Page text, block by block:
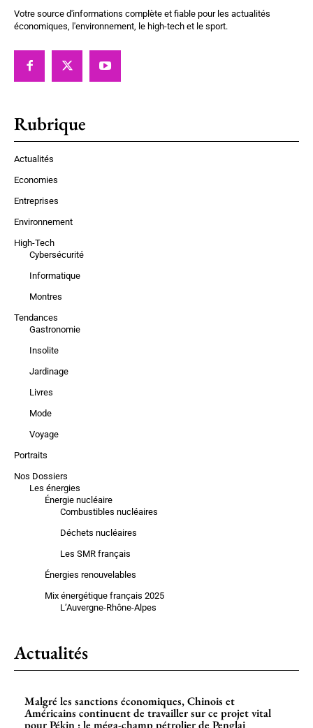
Votre source d'informations complète et fiable pour les actualités
économiques, l'environnement, le high-tech et le sport.
Rubrique
Actualités
Economies
Entreprises
Environnement
High-Tech
Cybersécurité
Informatique
Montres
Tendances
Gastronomie
Insolite
Jardinage
Livres
Mode
Voyage
Portraits
Nos Dossiers
Les énergies
Énergie nucléaire
Combustibles nucléaires
Déchets nucléaires
Les SMR français
Énergies renouvelables
Mix énergétique français 2025
L’Auvergne-Rhône-Alpes
Actualités
Malgré les sanctions économiques, Chinois et
Américains continuent de travailler sur ce projet vital
pour Pékin : le méga-champ pétrolier de Penglai